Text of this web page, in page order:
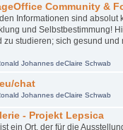
Community &
Informationen sind absolut
und Selbstbestimmung!
zu studieren; sich gesund
Johannes deClaire Schwab
chat
Johannes deClaire Schwab
- Projekt Lepsica
ein Ort, der für die